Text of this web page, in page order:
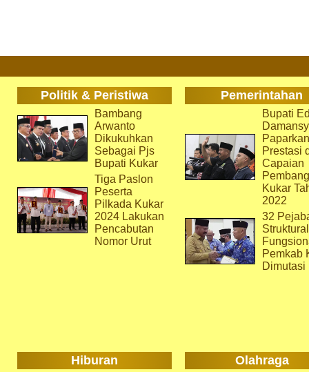
Politik & Peristiwa Pemerintahan
Bambang
Arwanto
Dikukuhkan
Sebagai Pjs
Bupati Kukar
Tiga Paslon
Peserta
Pilkada Kukar
2024 Lakukan
Pencabutan
Nomor Urut
Bupati
Paparkan
Prestasi
Capaian
Kukar
2022
32
Pemkab
Dimutasi
Hiburan Olahraga